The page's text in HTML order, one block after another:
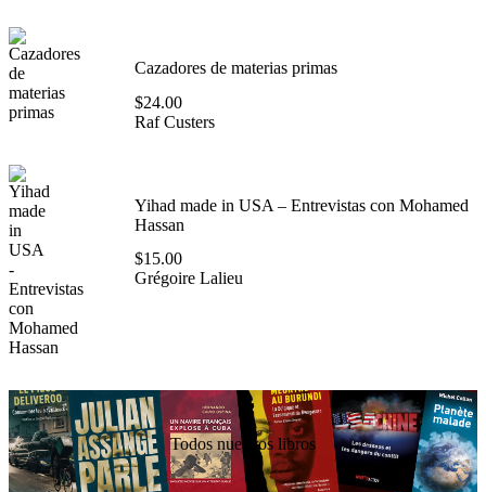
Cazadores de materias primas
$24.00
Raf Custers
Yihad made in USA – Entrevistas con Mohamed
Hassan
$15.00
Grégoire Lalieu
Todos nuestros libros